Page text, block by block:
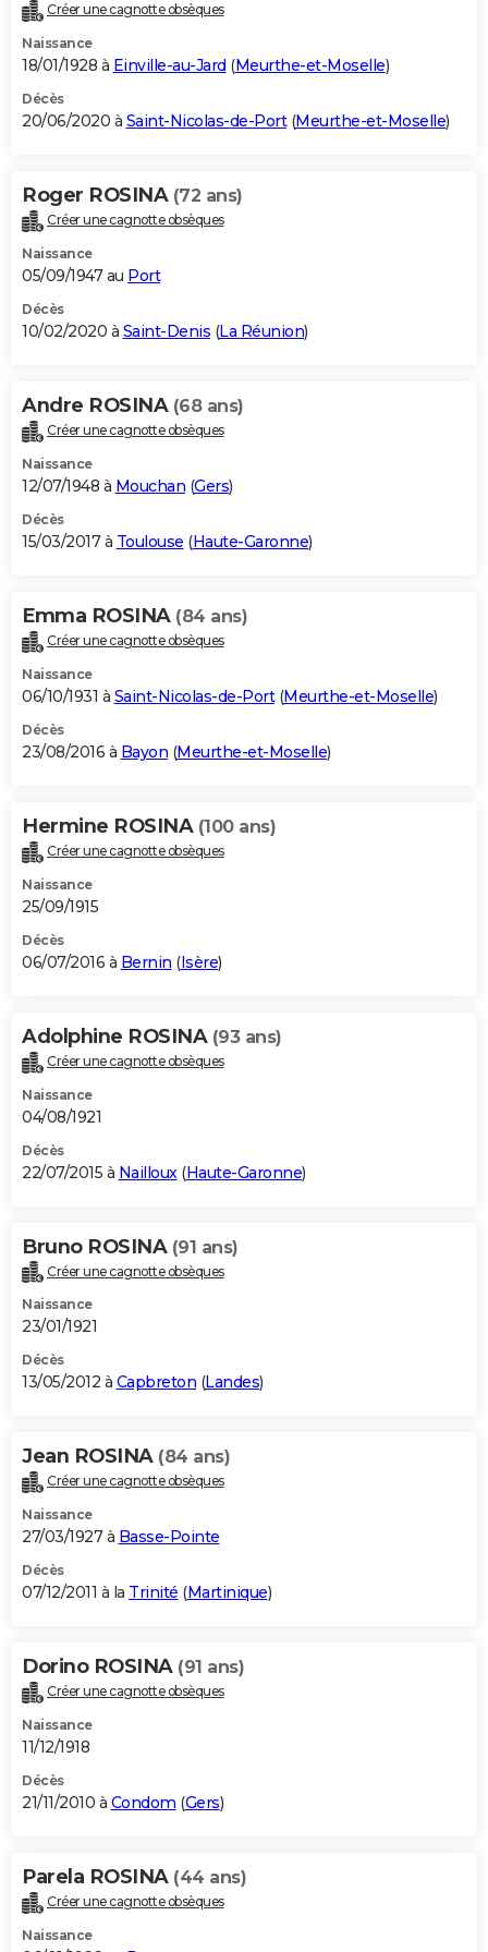
Créer une cagnotte obsèques
Naissance
18/01/1928 à Einville-au-Jard (Meurthe-et-Moselle)
Décès
20/06/2020 à Saint-Nicolas-de-Port(Meurthe-et-Moselle)
Roger ROSINA (72 ans)
Créer une cagnotte obsèques
Naissance
05/09/1947 au Port
Décès
10/02/2020 à Saint-Denis (La Réunion)
Andre ROSINA (68 ans)
Créer une cagnotte obsèques
Naissance
12/07/1948 à Mouchan (Gers)
Décès
15/03/2017 à Toulouse (Haute-Garonne)
Emma ROSINA (84 ans)
Créer une cagnotte obsèques
Naissance
06/10/1931 à Saint-Nicolas-de-Port(Meurthe-et-Moselle)
Décès
23/08/2016 à Bayon (Meurthe-et-Moselle)
Hermine ROSINA (100 ans)
Créer une cagnotte obsèques
Naissance
25/09/1915
Décès
06/07/2016 à Bernin (Isère)
Adolphine ROSINA (93 ans)
Créer une cagnotte obsèques
Naissance
04/08/1921
Décès
22/07/2015 à Nailloux (Haute-Garonne)
Bruno ROSINA (91 ans)
Créer une cagnotte obsèques
Naissance
23/01/1921
Décès
13/05/2012 à Capbreton (Landes)
Jean ROSINA (84 ans)
Créer une cagnotte obsèques
Naissance
27/03/1927 à Basse-Pointe
Décès
07/12/2011 à la Trinité (Martinique)
Dorino ROSINA (91 ans)
Créer une cagnotte obsèques
Naissance
11/12/1918
Décès
21/11/2010 à Condom (Gers)
Parela ROSINA (44 ans)
Créer une cagnotte obsèques
Naissance